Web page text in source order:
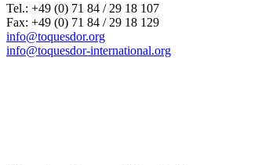
Tel.: +49 (0) 71 84 / 29 18 107
Fax: +49 (0) 71 84 / 29 18 129
info@toquesdor.org
info@toquesdor-international.org